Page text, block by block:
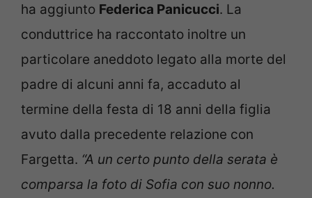
ha aggiunto Federica Panicucci. La
conduttrice ha raccontato inoltre un
particolare aneddoto legato alla morte del
padre di alcuni anni fa, accaduto al
termine della festa di 18 anni della figlia
avuto dalla precedente relazione con
Fargetta. “A un certo punto della serata è
comparsa la foto di Sofia con suo nonno.